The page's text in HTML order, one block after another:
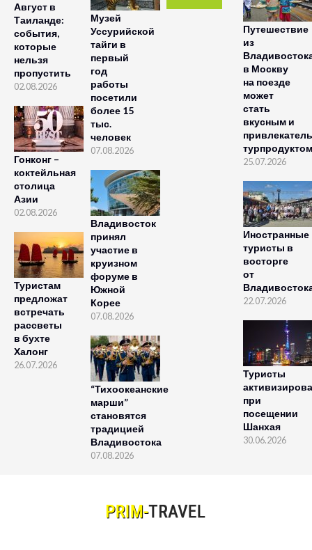
Август в
Таиланде:
события,
которые
нельзя
пропустить
02.08.2026
Гонконг –
коктейльная
столица
Азии
02.08.2026
Туристам
предложат
встречать
рассветы
в бухте
Халонг
26.07.2026
Музей
Уссурийской
тайги в
первый
год
работы
посетили
более 15
тыс.
человек
07.08.2026
Владивосток
принял
участие в
круизном
форуме в
Южной
Корее
07.08.2026
“Тихоокеанские
марши”
становятся
традицией
Владивостока
07.08.2026
Путешествие
из
в Москву
на поезде
может
стать
вкусным и
турпродуктом
25.07.2026
Иностранные
туристы в
восторге
от
22.07.2026
Туристы
при
посещении
Шанхая
30.06.2026